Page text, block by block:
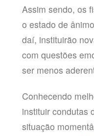
Assim sendo, os
o estado de
daí, instituirão
com questões
ser menos
Conhecendo
instituir condutas
situação